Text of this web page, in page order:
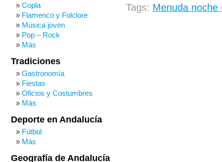
Tags: Menuda noche
Copla
Flamenco y Folclore
Música joven
Pop – Rock
Más
Tradiciones
Gastronomía
Fiestas
Oficios y Costumbres
Más
Deporte en Andalucía
Fútbol
Más
Geografía de Andalucía